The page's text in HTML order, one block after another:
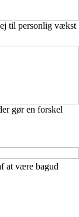
til personlig vækst
gør en forskel
at være bagud